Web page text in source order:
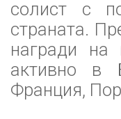
солист с
страната.
награди на
активно в
Франция,